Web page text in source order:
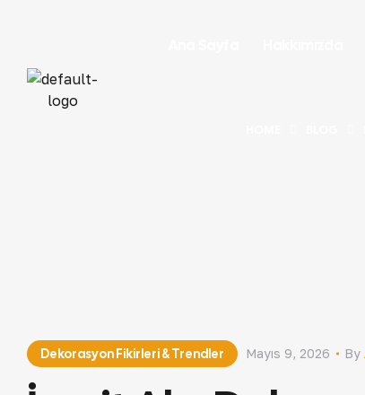
Dekorasyon Fikirleri & Trendler By
Mayıs 9, 2026